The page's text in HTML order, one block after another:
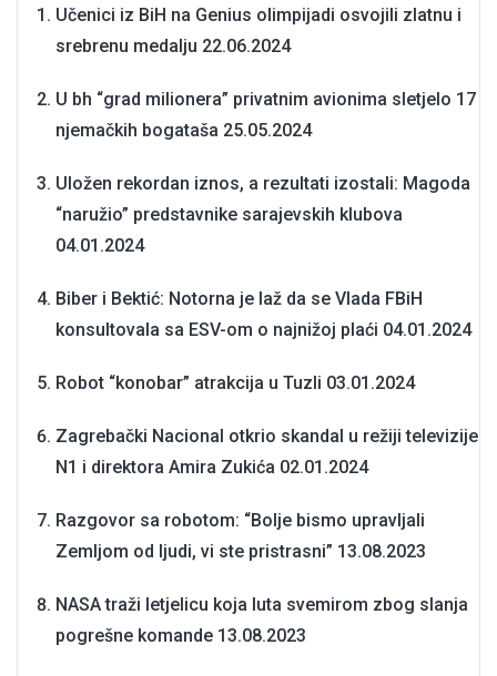
Učenici iz BiH na Genius olimpijadi osvojili zlatnu i
srebrenu medalju 22.06.2024
U bh “grad milionera” privatnim avionima sletjelo 17
njemačkih bogataša 25.05.2024
Uložen rekordan iznos, a rezultati izostali: Magoda
“naružio” predstavnike sarajevskih klubova
04.01.2024
Biber i Bektić: Notorna je laž da se Vlada FBiH
konsultovala sa ESV-om o najnižoj plaći 04.01.2024
Robot “konobar” atrakcija u Tuzli 03.01.2024
Zagrebački Nacional otkrio skandal u režiji televizije
N1 i direktora Amira Zukića 02.01.2024
Razgovor sa robotom: “Bolje bismo upravljali
Zemljom od ljudi, vi ste pristrasni” 13.08.2023
NASA traži letjelicu koja luta svemirom zbog slanja
pogrešne komande 13.08.2023